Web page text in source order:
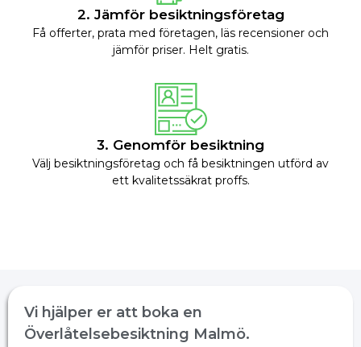
2. Jämför besiktningsföretag
Få offerter, prata med företagen, läs recensioner och
jämför priser. Helt gratis.
3. Genomför besiktning
Välj besiktningsföretag och få besiktningen utförd av
ett kvalitetssäkrat proffs.
Vi hjälper er att boka en
Överlåtelsebesiktning Malmö.